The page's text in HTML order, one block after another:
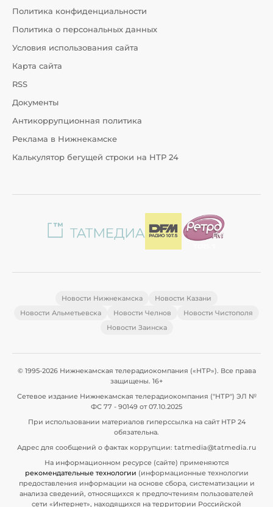
Политика конфиденциальности
Политика о персональных данных
Условия использования сайта
Карта сайта
RSS
Документы
Антикоррупционная политика
Реклама в Нижнекамске
Калькулятор бегущей строки на НТР 24
Новости Нижнекамска
Новости Казани
Новости Альметьевска
Новости Челнов
Новости Чистополя
Новости Заинска
© 1995-2026 Нижнекамская телерадиокомпания («НТР»). Все права
защищены. 16+
Сетевое издание Нижнекамская телерадиокомпания ("НТР") ЭЛ №
ФС 77 - 90149 от 07.10.2025
При использовании материалов гиперссылка на сайт НТР 24
обязательна.
Адрес для сообщений о фактах коррупции: tatmedia@tatmedia.ru
На информационном ресурсе (сайте) применяются
рекомендательные технологии (информационные технологии
предоставления информации на основе сбора, систематизации и
анализа сведений, относящихся к предпочтениям пользователей
сети «Интернет», находящихся на территории Российской